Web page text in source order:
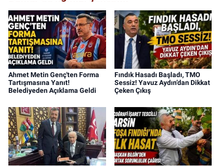
Ahmet Metin Genç'ten Forma
Tartışmasına Yanıt!
Belediyeden Açıklama Geldi
Fındık Hasadı Başladı, TMO
Sessiz! Yavuz Aydın’dan Dikkat
Çeken Çıkış